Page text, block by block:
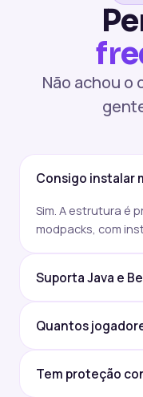
Não achou o
Consigo instalar
Sim. A estrutura é
modpacks, com
Suporta Java e
plataformas do
Quantos
64 GB, prontos
Tem proteção